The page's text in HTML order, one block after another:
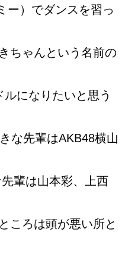
ー）でダンスを習っ
ちゃんという名前の
になりたいと思う
な先輩はAKB48横山
輩は山本彩、上西
ころは頭が悪い所と